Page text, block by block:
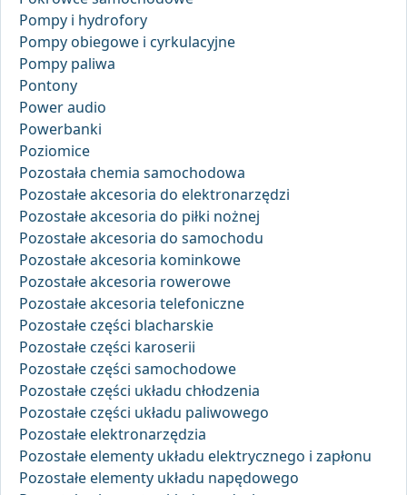
Pompy i hydrofory
Pompy obiegowe i cyrkulacyjne
Pompy paliwa
Pontony
Power audio
Powerbanki
Poziomice
Pozostała chemia samochodowa
Pozostałe akcesoria do elektronarzędzi
Pozostałe akcesoria do piłki nożnej
Pozostałe akcesoria do samochodu
Pozostałe akcesoria kominkowe
Pozostałe akcesoria rowerowe
Pozostałe akcesoria telefoniczne
Pozostałe części blacharskie
Pozostałe części karoserii
Pozostałe części samochodowe
Pozostałe części układu chłodzenia
Pozostałe części układu paliwowego
Pozostałe elektronarzędzia
Pozostałe elementy układu elektrycznego i zapłonu
Pozostałe elementy układu napędowego